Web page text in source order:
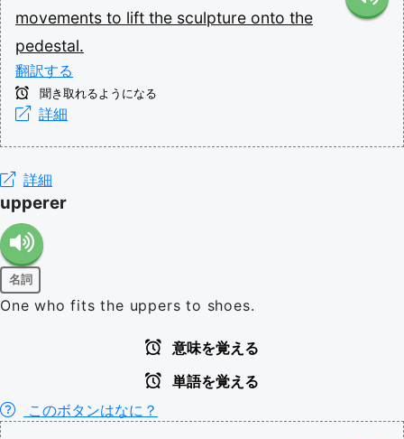
movements to lift the sculpture onto the
pedestal.
翻訳する
聞き取れるようになる
詳細
詳細
upperer
名詞
One who fits the uppers to shoes.
意味を覚える
単語を覚える
このボタンはなに？